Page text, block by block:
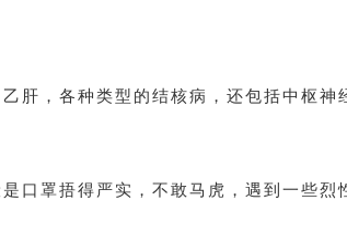
肝，各种类型的结核病，还包括中枢神
口罩捂得严实，不敢马虎，遇到一些烈